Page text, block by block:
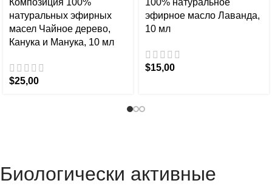
Композиция 100%
натуральных эфирных
масел Чайное дерево,
Канука и Манука, 10 мл
$25,00
100% натуральное
эфирное масло Лаванда,
10 мл
$15,00
Биологически активные